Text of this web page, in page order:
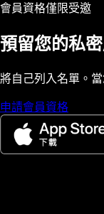
會員資格僅限受邀
預留您的私
將自己列入名單。
申請會員資格